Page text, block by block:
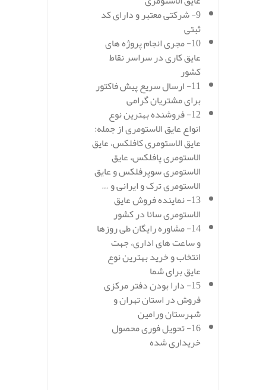
9- شرکتی معتبر و دارای کد
ثبتی
10- مجری انجام پروژه های
عایق کاری در سراسر نقاط
کشور
11- ارسال سریع پیش فاکتور
برای مشتریان گرامی
12- فروشنده بهترین نوع
انواع عایق الاستومری از جمله:
عایق الاستومری کافلکس، عایق
الاستومری پافلکس، عایق
الاستومری سوپرفلکس و عایق
الاستومری ترک و ایرانی و …
13- نماینده فروش عایق
الاستومری سانا در کشور
14- مشاوره رایگان طی روزها
و ساعت های اداری، جهت
انتخاب و خرید بهترین نوع
عایق برای شما
15- دارا بودن دفتر مرکزی
فروش در استان تهران و
شهرستان ورامین
16- تحویل فوری محصول
خریداری شده